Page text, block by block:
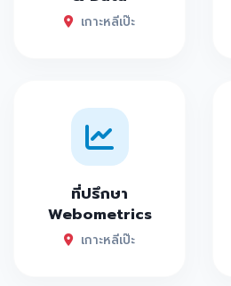
เกาะหลีเป๊ะ
ที่ปรึกษา
Webometrics
เกาะหลีเป๊ะ